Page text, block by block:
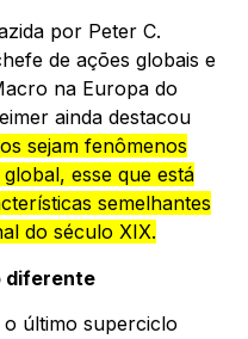
por Peter C.
de ações globais e
na Europa do
ainda destacou
sejam fenômenos
esse que está
semelhantes
do século XIX.
diferente
último superciclo